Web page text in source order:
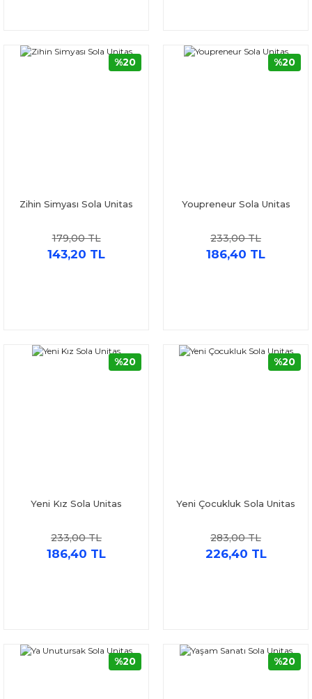
Zihin Simyası Sola Unitas
179,00 TL
143,20 TL
%20
Youpreneur Sola Unitas
233,00 TL
186,40 TL
%20
Yeni Kız Sola Unitas
233,00 TL
186,40 TL
%20
Yeni Çocukluk Sola Unitas
283,00 TL
226,40 TL
%20
%20 %20